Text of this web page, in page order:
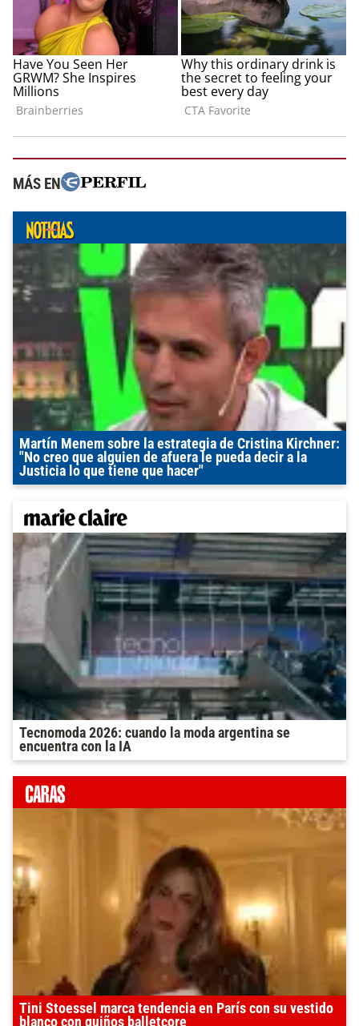
MÁS EN
Martín Menem sobre la estrategia de Cristina Kirchner:
"No creo que alguien de afuera le pueda decir a la
Justicia lo que tiene que hacer"
Tecnomoda 2026: cuando la moda argentina se
encuentra con la IA
Tini Stoessel marca tendencia en París con su vestido
blanco con guiños balletcore